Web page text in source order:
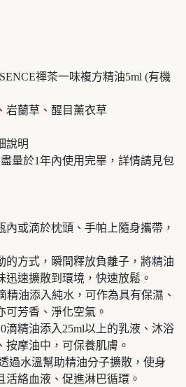
禪茶一味複方精油5ml (有機
岩蘭草、醒目薰衣草
說明
量於1年內使用完畢，詳情請見包
內或滴於枕頭、手帕上隨身攜帶，
的方式，瞬間釋放負離子，將精油
迅速擴散到環境，快速放鬆。
精油添入純水，可作為具有保濕、
可芳香、淨化空氣。
滴精油添入25ml以上的乳液、沐浴
摩油中，可保養肌膚。
過水溫幫助精油分子擴散，使身
絡血液、促進淋巴循環。